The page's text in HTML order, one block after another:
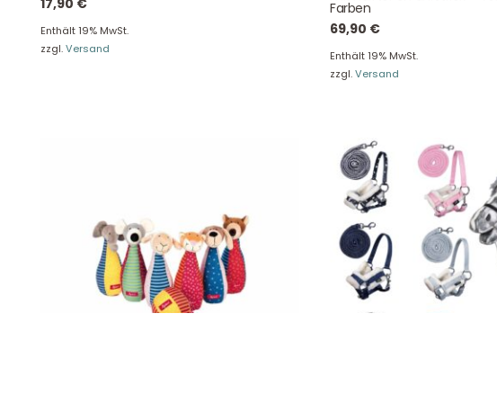
Enthält 19% MwSt.
zzgl.Versand
Farben
69,90 €
Enthält 19% MwSt.
zzgl.Versand
E-Mail: info@hollyclaire.de
Unser Blog
Unsere
Verträge hier
Datenschutz
© Holly &